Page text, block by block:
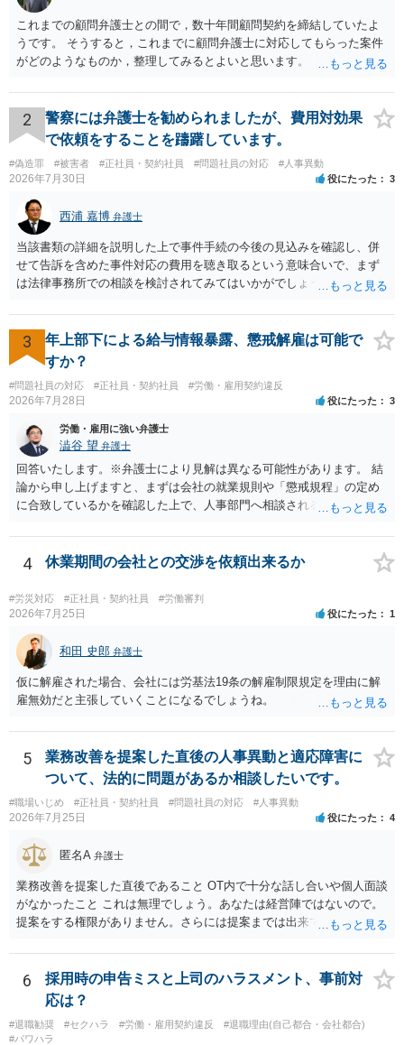
これまでの顧問弁護士との間で，数十年間顧問契約を締結していたよ
うです。 そうすると，これまでに顧問弁護士に対応してもらった案件
がどのようなものか，整理してみるとよいと思います。 これにより，
事務所を比較した上で，弁護士と面談をする際，そのような案件に対
応してもらえるのかが重要だと思います。 ただ，組合員の相談内容に
ついて，分野を絞っているのか，それともどのような分野でもよいと
いうことで法律相談を依頼しているかの観点も重要です。 組合員とす
れば，相談だけではなく，できれば受任まで考えている場合も多いと
思います。 そうすると，労働組合としての相談だけではなく，基本的
に全ての分野を対象にして考える必要もあるかもしれません。 そうで
ないと，相談内容によって，対応が変わってしまうこともあると思い
ます。 組合員の相談についても，基本的に受任まで考えてもらえるこ
とができるのかも検討要素の一つかもしれません。
2
警察には弁護士を勧められましたが、費用対効果
で依頼をすることを躊躇しています。
#偽造罪 #被害者 #正社員・契約社員 #問題社員の対応 #人事異動
2026年7月30日 役にたった 3
西浦 嘉博 弁護士
当該書類の詳細を説明した上で事件手続の今後の見込みを確認し、併
せて告訴を含めた事件対応の費用を聴き取るという意味合いで、まず
は法律事務所での相談を検討されてみてはいかがでしょうか。 上記、
3
年上部下による給与情報暴露、懲戒解雇は可能で
すか？
#問題社員の対応 #正社員・契約社員 #労働・雇用契約違反
2026年7月28日 役にたった 3
労働・雇用に強い弁護士
澁谷 望 弁護士
回答いたします。※弁護士により見解は異なる可能性があります。 結
論から申し上げますと、まずは会社の就業規則や「懲戒規程」の定め
に合致しているかを確認した上で、人事部門へ相談されることが最優
ものの、重い懲戒処分の対象には十分なり得ます。 名誉や評価の回復
については、会社側に「部下の不正行為による情報漏洩」と正式に認
定させ、誤認した他部署への適切なフォローや周知を求めるのが有効
です。 あるいは、懲戒があったことを社内で周知される手続があるの
ならば、それにより軽微ながら回復はできるかもしれません。 さらに
個人としても、相手に対してプライバシー侵害等に基づく損害賠償
（慰謝料）を請求する選択肢がありえます（ただし、金額は多額にな
らない可能性があります。）。
4 休業期間の会社との交渉を依頼出来るか
#労災対応 #正社員・契約社員 #労働審判
2026年7月25日 役にたった 1
和田 史郎 弁護士
仮に解雇された場合、会社には労基法19条の解雇制限規定を理由に解
雇無効だと主張していくことになるでしょうね。
5
業務改善を提案した直後の人事異動と適応障害に
ついて、法的に問題があるか相談したいです。
#職場いじめ #正社員・契約社員 #問題社員の対応 #人事異動
2026年7月25日 役にたった 4
匿名A 弁護士
業務改善を提案した直後であること OT内で十分な話し合いや個人面談
がなかったこと これは無理でしょう。あなたは経営陣ではないので。
提案をする権限がありません。さらには提案までは出来ても、会社が
況を報告する義務もありません。 権限がないことをして、相手が応じ
ないのは当然で、それで適応障害になっても、そもそも相手は適法で
すので、対応は難しいでしょう。
6
採用時の申告ミスと上司のハラスメント、事前対
応は？
#退職勧奨 #セクハラ #労働・雇用契約違反
#退職理由(自己都合・会社都合)
#パワハラ